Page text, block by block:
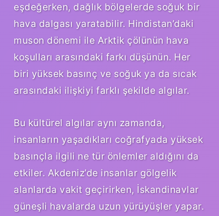
eşdeğerken, dağlık bölgelerde soğuk bir
hava dalgası yaratabilir. Hindistan’daki
muson dönemi ile Arktik çölünün hava
koşulları arasındaki farkı düşünün. Her
biri yüksek basınç ve soğuk ya da sıcak
arasındaki ilişkiyi farklı şekilde algılar.
Bu kültürel algılar aynı zamanda,
insanların yaşadıkları coğrafyada yüksek
basınçla ilgili ne tür önlemler aldığını da
etkiler. Akdeniz’de insanlar gölgelik
alanlarda vakit geçirirken, İskandinavlar
güneşli havalarda uzun yürüyüşler yapar.